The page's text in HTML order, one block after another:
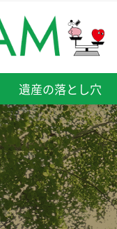
遺産の落とし穴